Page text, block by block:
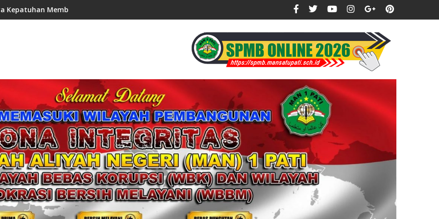
Pajak untuk Masa Depan IndonesiaPajak Sebagai Instrumen Berpengaruh dalam Pendidikan dan Kesehatan Indonesia.
PENGUMUMAN KELULUSAN TAHUN 2025